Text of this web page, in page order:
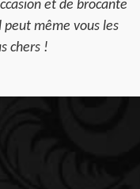
et de brocante
peut même vous les
chers !